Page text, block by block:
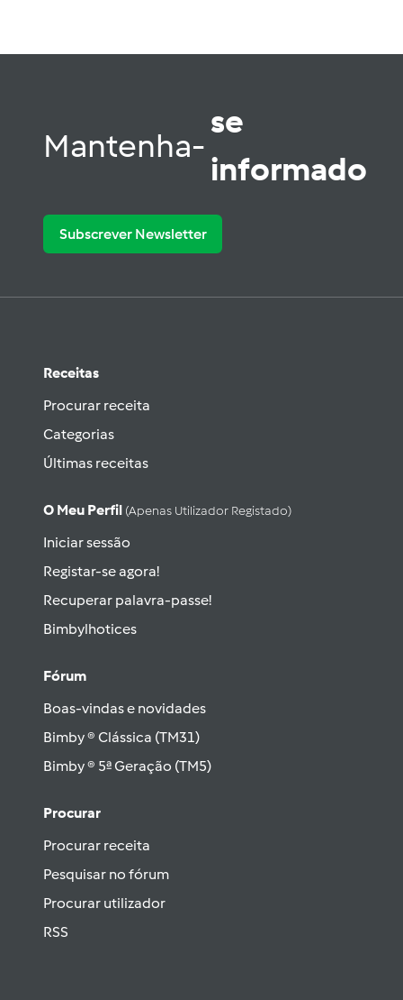
Mantenha-
se
informado
Subscrever Newsletter
Receitas
Procurar receita
Categorias
Últimas receitas
O Meu Perfil (apenas Utilizador Registado)
Iniciar sessão
Registar-se agora!
Recuperar palavra-passe!
Bimbylhotices
Fórum
Boas-vindas e novidades
Bimby ® Clássica (TM31)
Bimby ® 5ª Geração (TM5)
Procurar
Procurar receita
Pesquisar no fórum
Procurar utilizador
RSS